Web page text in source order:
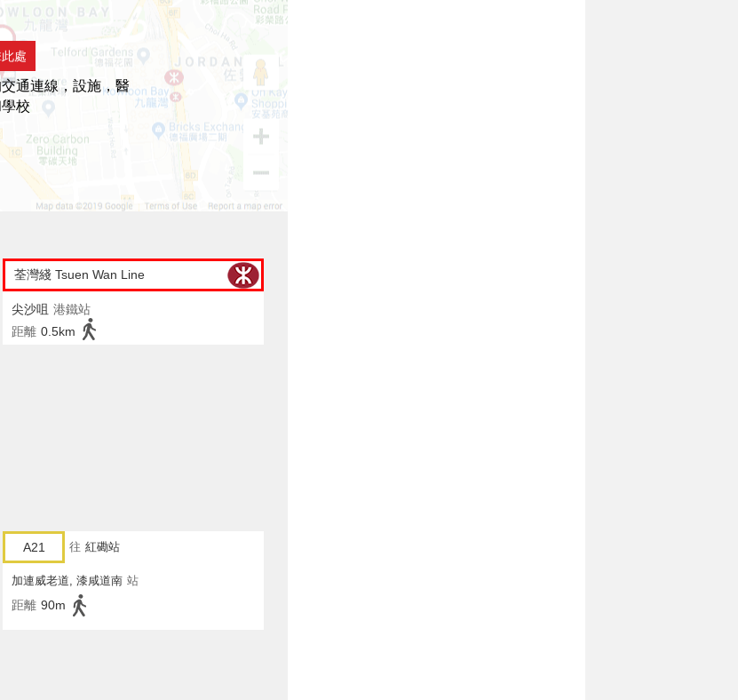
處
通連線，設施，醫
校
荃灣綫 Tsuen Wan Line
尖沙咀 港鐵站
距離 0.5km
A21 往 紅磡站
加連威老道, 漆咸道南 站
距離 90m